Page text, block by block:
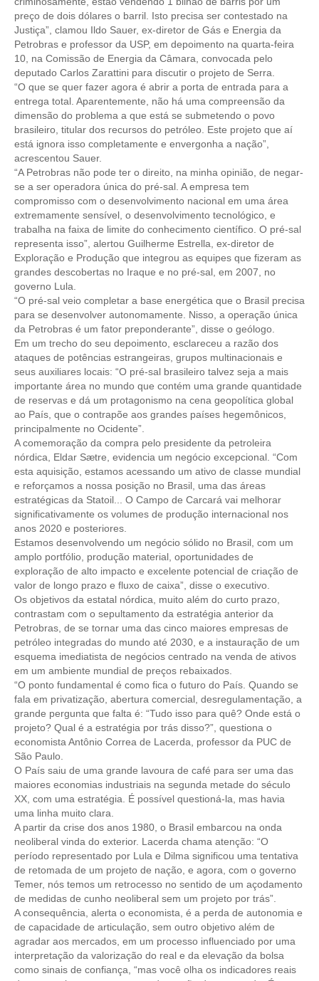
CONSÓRCIOS
CAMPANHAS SALARIAIS
COMUNICAÇÃO
PALAVRA DO MURILO
NOTÍCIAS
CONTEÚDO ESPECIAL
JORNAL DO ENGENHEIRO
AGENDA
SEESP NOTÍCIAS
NOTÍCIAS NO WHATSAPP
FOTOS
PUBLICAÇÕES
PUBLICIDADE
MANUAL DE REDAÇÃO
RELEASES
CONTATO
CADASTRO
ASSOCIE-SE
ATUALIZAÇÃO CADASTRAL
NÚCLEO JOVEM
preço de dois dólares o barril. Isto precisa ser contestado na
Justiça”, clamou Ildo Sauer, ex-diretor de Gás e Energia da
Petrobras e professor da USP, em depoimento na quarta-feira
10, na Comissão de Energia da Câmara, convocada pelo
deputado Carlos Zarattini para discutir o projeto de Serra.
“O que se quer fazer agora é abrir a porta de entrada para a
entrega total. Aparentemente, não há uma compreensão da
dimensão do problema a que está se submetendo o povo
brasileiro, titular dos recursos do petróleo. Este projeto que aí
está ignora isso completamente e envergonha a nação”,
acrescentou Sauer.
“A Petrobras não pode ter o direito, na minha opinião, de negar-
se a ser operadora única do pré-sal. A empresa tem
compromisso com o desenvolvimento nacional em uma área
extremamente sensível, o desenvolvimento tecnológico, e
trabalha na faixa de limite do conhecimento científico. O pré-sal
representa isso”, alertou Guilherme Estrella, ex-diretor de
Exploração e Produção que integrou as equipes que fizeram as
grandes descobertas no Iraque e no pré-sal, em 2007, no
governo Lula.
“O pré-sal veio completar a base energética que o Brasil precisa
para se desenvolver autonomamente. Nisso, a operação única
da Petrobras é um fator preponderante”, disse o geólogo.
Em um trecho do seu depoimento, esclareceu a razão dos
ataques de potências estrangeiras, grupos multinacionais e
seus auxiliares locais: “O pré-sal brasileiro talvez seja a mais
importante área no mundo que contém uma grande quantidade
de reservas e dá um protagonismo na cena geopolítica global
ao País, que o contrapõe aos grandes países hegemônicos,
principalmente no Ocidente”.
A comemoração da compra pelo presidente da petroleira
nórdica, Eldar Sætre, evidencia um negócio excepcional. “Com
esta aquisição, estamos acessando um ativo de classe mundial
e reforçamos a nossa posição no Brasil, uma das áreas
estratégicas da Statoil... O Campo de Carcará vai melhorar
significativamente os volumes de produção internacional nos
anos 2020 e posteriores.
Estamos desenvolvendo um negócio sólido no Brasil, com um
amplo portfólio, produção material, oportunidades de
exploração de alto impacto e excelente potencial de criação de
valor de longo prazo e fluxo de caixa”, disse o executivo.
Os objetivos da estatal nórdica, muito além do curto prazo,
contrastam com o sepultamento da estratégia anterior da
Petrobras, de se tornar uma das cinco maiores empresas de
petróleo integradas do mundo até 2030, e a instauração de um
esquema imediatista de negócios centrado na venda de ativos
em um ambiente mundial de preços rebaixados.
“O ponto fundamental é como fica o futuro do País. Quando se
fala em privatização, abertura comercial, desregulamentação, a
grande pergunta que falta é: “Tudo isso para quê? Onde está o
projeto? Qual é a estratégia por trás disso?”, questiona o
economista Antônio Correa de Lacerda, professor da PUC de
São Paulo.
O País saiu de uma grande lavoura de café para ser uma das
maiores economias industriais na segunda metade do século
XX, com uma estratégia. É possível questioná-la, mas havia
uma linha muito clara.
A partir da crise dos anos 1980, o Brasil embarcou na onda
neoliberal vinda do exterior. Lacerda chama atenção: “O
período representado por Lula e Dilma significou uma tentativa
de retomada de um projeto de nação, e agora, com o governo
Temer, nós temos um retrocesso no sentido de um açodamento
de medidas de cunho neoliberal sem um projeto por trás”.
A consequência, alerta o economista, é a perda de autonomia e
de capacidade de articulação, sem outro objetivo além de
agradar aos mercados, em um processo influenciado por uma
interpretação da valorização do real e da elevação da bolsa
como sinais de confiança, “mas você olha os indicadores reais